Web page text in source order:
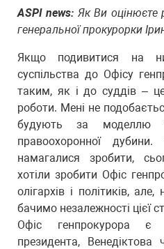
ASPI news: Як Ви оцінюєте
генеральної прокурорки
Якщо подивитися на
суспільства до Офісу
таким, як і до суддів –
роботи. Мені не
будують за моделлю
правоохоронної
намагалися зробити,
хотіли зробити Офіс
олігархів і політиків,
бачимо незалежності цієї
Офіс генпрокурора
президента,